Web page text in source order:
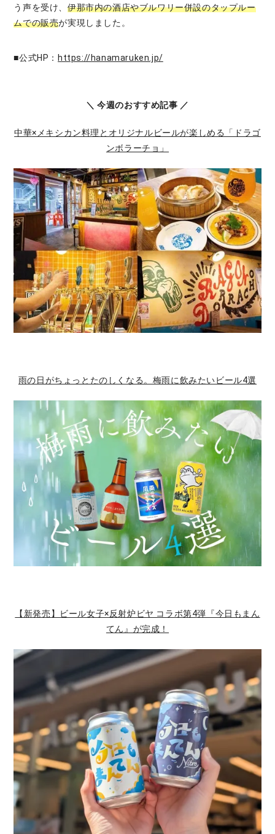
う声を受け、 伊那市内の酒店やブルワリー併設のタップルー
ムでの販売が実現しました。
■公式HP： https://hanamaruken.jp/
＼ 今週のおすすめ記事 ／
中華×メキシカン料理とオリジナルビールが楽しめる「ドラゴ
ンボラーチョ」
雨の日がちょっとたのしくなる。梅雨に飲みたいビール4選
【新発売】ビール女子×反射炉ビヤ コラボ第4弾『今日もまん
てん』が完成！